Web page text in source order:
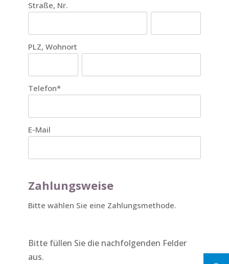
Straße, Nr.
PLZ, Wohnort
Telefon*
E-Mail
Zahlungsweise
Bitte wählen Sie eine Zahlungsmethode.
Bitte füllen Sie die nachfolgenden Felder
aus.